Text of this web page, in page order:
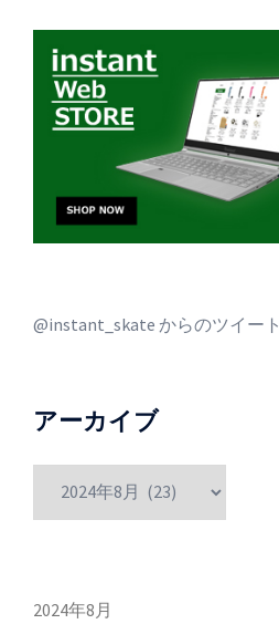
@instant_skate からのツイート
アーカイブ
2024年8月